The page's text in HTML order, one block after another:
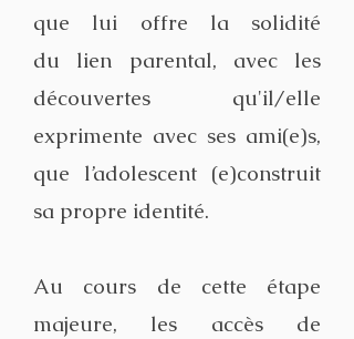
que lui offre la solidité
du lien parental, avec les
découvertes qu'il/elle
exprimente avec ses ami(e)s,
que l’adolescent (e)construit
sa propre identité.
Au cours de cette étape
majeure, les accès de